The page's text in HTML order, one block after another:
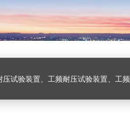
、高压耐压试验装置、交流耐压试验装置 、交直流耐压试验装置 、交直流工频耐压试验装置、耐压试验台